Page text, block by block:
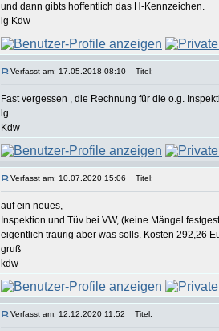
und dann gibts hoffentlich das H-Kennzeichen.
lg Kdw
Verfasst am: 17.05.2018 08:10 Titel:
Fast vergessen , die Rechnung für die o.g.
lg.
Kdw
Verfasst am: 10.07.2020 15:06 Titel:
auf ein neues,
Inspektion und Tüv bei VW, (keine Mängel
eigentlich traurig aber was solls. Kosten 292,26
gruß
kdw
Verfasst am: 12.12.2020 11:52 Titel: